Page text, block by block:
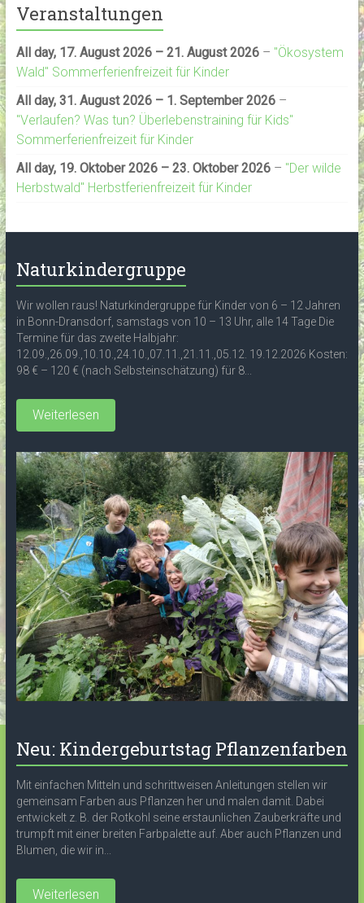
Veranstaltungen
All day, 17. August 2026 – 21. August 2026– "Ökosystem
Wald" Sommerferienfreizeit für Kinder
All day, 31. August 2026 – 1. September 2026–
"Verlaufen? Was tun? Überlebenstraining für Kids"
Sommerferienfreizeit für Kinder
All day, 19. Oktober 2026 – 23. Oktober 2026– "Der wilde
Herbstwald" Herbstferienfreizeit für Kinder
Naturkindergruppe
Wir wollen raus! Naturkindergruppe für Kinder von 6 – 12 Jahren
in Bonn-Dransdorf, samstags von 10 – 13 Uhr, alle 14 Tage Die
Termine für das zweite Halbjahr:
12.09.,26.09.,10.10.,24.10.,07.11.,21.11.,05.12. 19.12.2026 Kosten:
98 € – 120 € (nach Selbsteinschätzung) für 8...
Weiterlesen
Neu: Kindergeburtstag Pflanzenfarben
Mit einfachen Mitteln und schrittweisen Anleitungen stellen wir
gemeinsam Farben aus Pflanzen her und malen damit. Dabei
entwickelt z. B. der Rotkohl seine erstaunlichen Zauberkräfte und
trumpft mit einer breiten Farbpalette auf. Aber auch Pflanzen und
Blumen, die wir in...
Weiterlesen